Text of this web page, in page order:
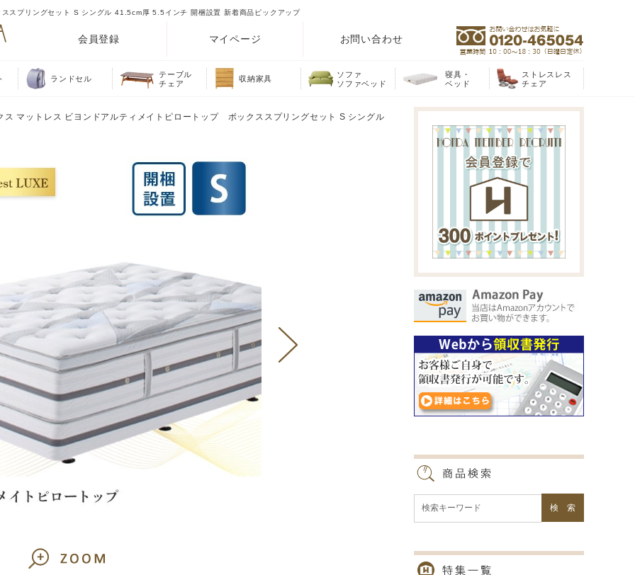
スプリングセット S シングル 41.5cm厚 5.5インチ 開梱設置 新着商品ピックアップ
会員登録 マイページ お問い合わせ
ランドセル
テーブル
チェア
収納家具
ソファ
ソファベッド
寝具・
ベッド
ストレスレス
チェア
ス マットレス ビヨンドアルティメイトピロートップ ボックススプリングセット S シングル